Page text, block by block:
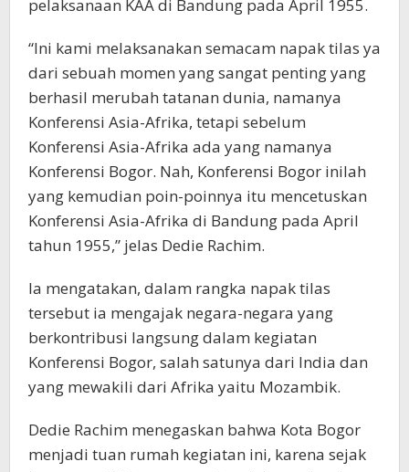
pelaksanaan KAA di Bandung pada April 1955.
“Ini kami melaksanakan semacam napak tilas ya
dari sebuah momen yang sangat penting yang
berhasil merubah tatanan dunia, namanya
Konferensi Asia-Afrika, tetapi sebelum
Konferensi Asia-Afrika ada yang namanya
Konferensi Bogor. Nah, Konferensi Bogor inilah
yang kemudian poin-poinnya itu mencetuskan
Konferensi Asia-Afrika di Bandung pada April
tahun 1955,” jelas Dedie Rachim.
Ia mengatakan, dalam rangka napak tilas
tersebut ia mengajak negara-negara yang
berkontribusi langsung dalam kegiatan
Konferensi Bogor, salah satunya dari India dan
yang mewakili dari Afrika yaitu Mozambik.
Dedie Rachim menegaskan bahwa Kota Bogor
menjadi tuan rumah kegiatan ini, karena sejak